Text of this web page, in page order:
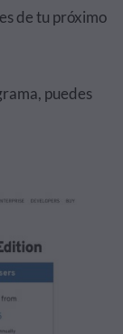
de tu próximo
puedes